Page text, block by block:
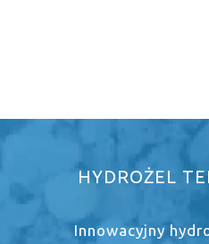
HYDROŻEL
Innowacyjny